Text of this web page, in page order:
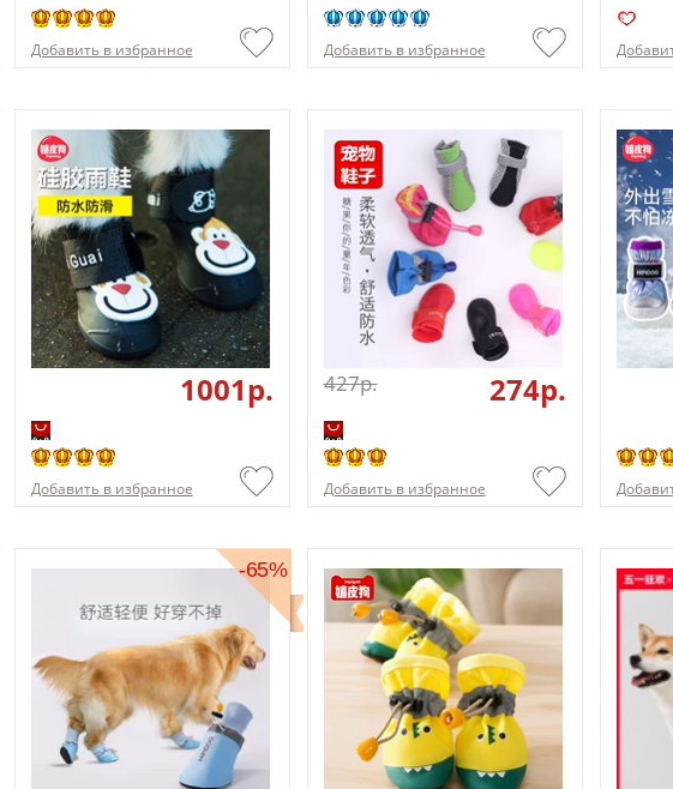
Добавить в избранное Добавить в избранное
1001p.
Добавить в избранное
427p. 274p.
Добавить в избранное
-65%